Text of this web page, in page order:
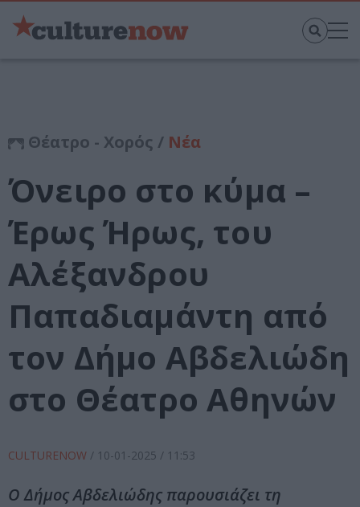
Θέατρο - Χορός / Νέα
Όνειρο στο κύμα –
Έρως Ήρως, του
Αλέξανδρου
Παπαδιαμάντη από
τον Δήμο Αβδελιώδη
στο Θέατρο Αθηνών
CULTURENOW / 10-01-2025 / 11:53
Ο Δήμος Αβδελιώδης παρουσιάζει τη